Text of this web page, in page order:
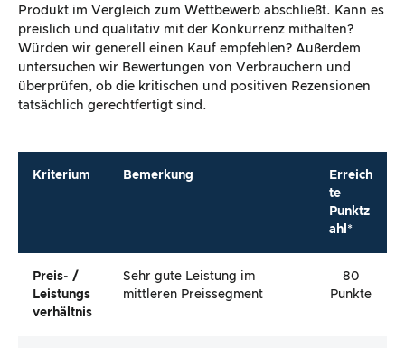
Produkt im Vergleich zum Wettbewerb abschließt. Kann es
preislich und qualitativ mit der Konkurrenz mithalten?
Würden wir generell einen Kauf empfehlen? Außerdem
untersuchen wir Bewertungen von Verbrauchern und
überprüfen, ob die kritischen und positiven Rezensionen
tatsächlich gerechtfertigt sind.
Kriterium Bemerkung
Erreich
te
Punktz
ahl*
Preis- /
Leistungs
Verhältnis
Sehr gute Leistung im
mittleren Preissegment
80
Punkte